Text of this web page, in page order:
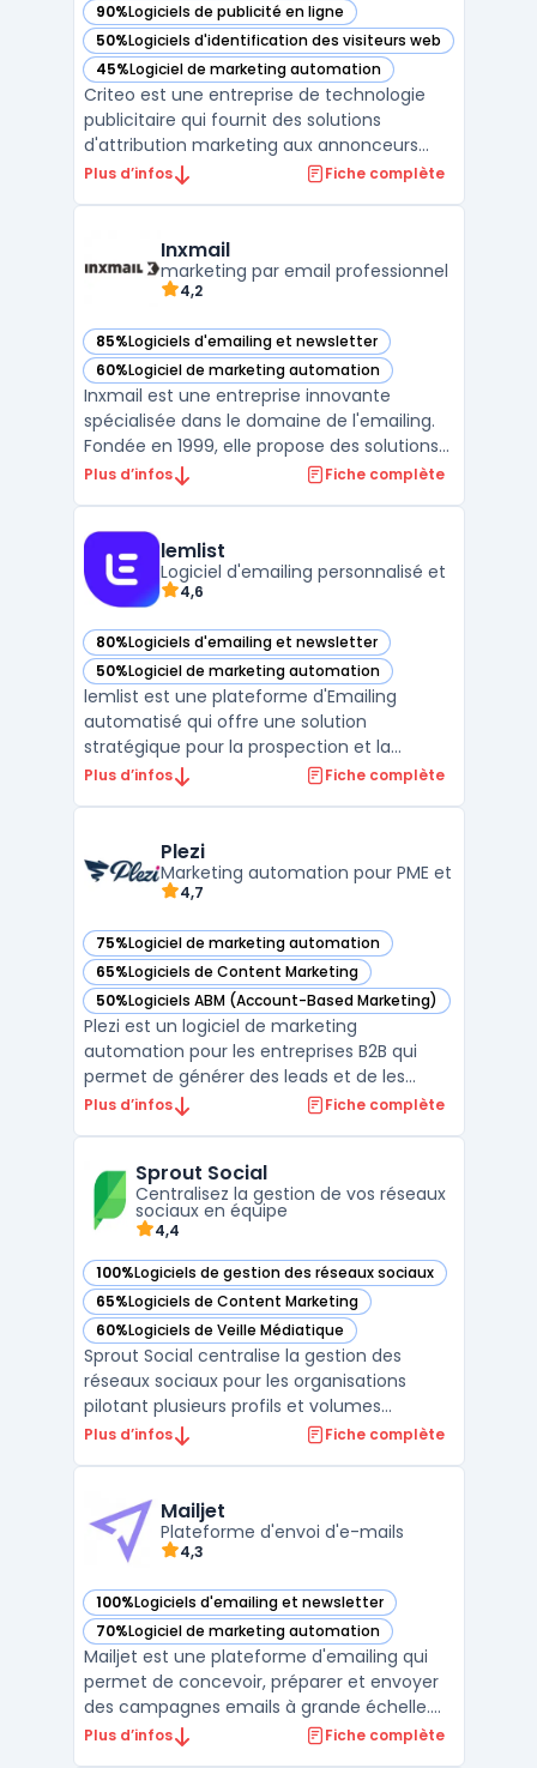
90%Logiciels de publicité en ligne
— voir Criteo dans cette catégorie
50%Logiciels d'identification des visiteurs web
— voir Criteo dans cette catégorie
45%Logiciel de marketing automation
— voir Criteo dans cette catégorie
Criteo est une entreprise de technologie
publicitaire qui fournit des solutions
d'attribution marketing aux annonceurs
pour mesurer l'impact de leurs campagnes
comportements en ligne des
consommateurs et leur propose ...
Plus d’infos Fiche complète
Inxmail
marketing par email professionnel
4,2
85%Logiciels d'emailing et newsletter
— voir Inxmail dans cette catégorie
60%Logiciel de marketing automation
— voir Inxmail dans cette catégorie
Inxmail est une entreprise innovante
spécialisée dans le domaine de l'emailing.
Fondée en 1999, elle propose des solutions
de marketing digital pour aider les
Grâce à ses nombreuses fonctionnalités,
Inxmail est devenue ...
Plus d’infos Fiche complète
lemlist
Logiciel d'emailing personnalisé et
4,6
80%Logiciels d'emailing et newsletter
— voir lemlist dans cette catégorie
50%Logiciel de marketing automation
— voir lemlist dans cette catégorie
lemlist est une plateforme d'Emailing
automatisé qui offre une solution
stratégique pour la prospection et la
communication client. Avec ses
des e-mails en temps réel et les
intégrations avec les applications de premi
Plus d’infos Fiche complète
Plezi
Marketing automation pour PME et
4,7
75%Logiciel de marketing automation
— voir Plezi dans cette catégorie
65%Logiciels de Content Marketing
— voir Plezi dans cette catégorie
50%Logiciels ABM (Account-Based Marketing)
— voir Plezi dans cette catégorie
Plezi est un logiciel de marketing
automation pour les entreprises B2B qui
permet de générer des leads et de les
suivre tout au long du cycle de vie du client.
les plus engagés et les mieux qualifiés,
permettant ai ...
Plus d’infos Fiche complète
Sprout Social
Centralisez la gestion de vos réseaux
sociaux en équipe
4,4
100%Logiciels de gestion des réseaux sociaux
— voir Sprout Social dans cette catégorie
65%Logiciels de Content Marketing
— voir Sprout Social dans cette catégorie
60%Logiciels de Veille Médiatique
— voir Sprout Social dans cette catégorie
Sprout Social centralise la gestion des
réseaux sociaux pour les organisations
pilotant plusieurs profils et volumes
importants d’interactions. Ce logiciel cloud
canaux, automatiser une partie du travail
éditorial et suivr ...
Plus d’infos Fiche complète
Mailjet
Plateforme d'envoi d'e-mails
4,3
100%Logiciels d'emailing et newsletter
— voir Mailjet dans cette catégorie
70%Logiciel de marketing automation
— voir Mailjet dans cette catégorie
Mailjet est une plateforme d'emailing qui
permet de concevoir, préparer et envoyer
des campagnes emails à grande échelle.
Elle offre également des fonctionnalités
Plus d’infos Fiche complète